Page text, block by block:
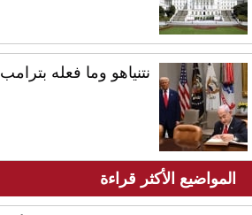
نتنياهو وما فعله بترامب
المواضيع الأكثر قراءة